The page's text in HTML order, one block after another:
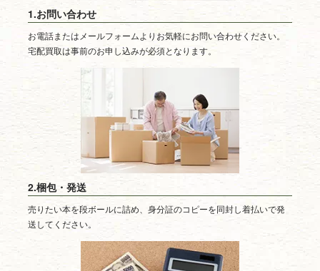
1.お問い合わせ
お電話またはメールフォームよりお気軽にお問い合わせください。
宅配買取は事前のお申し込みが必須となります。
2.梱包・発送
売りたい本を段ボールに詰め、身分証のコピーを同封し着払いで発
送してください。